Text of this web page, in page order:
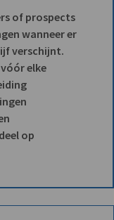
of prospects
wanneer er
verschijnt.
elke
op